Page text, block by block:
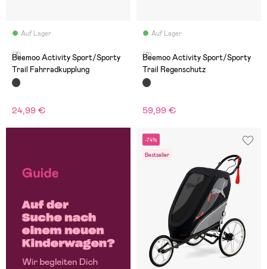
Auf Lager
(3)
Beemoo Activity Sport/Sporty
Trail Fahrradkupplung
24,99 €
Auf Lager
(2)
Beemoo Activity Sport/Sporty
Trail Regenschutz
59,99 €
-74%
Bestseller